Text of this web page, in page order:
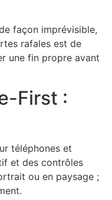
façon imprévisible,
rafales est de
une fin propre avant
First :
téléphones et
et des contrôles
ou en paysage ;